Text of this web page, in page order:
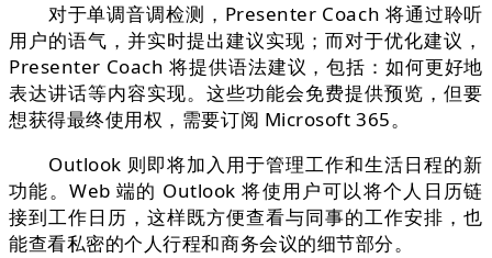
对于单调音调检测，Presenter Coach 将通过聆听
用户的语气，并实时提出建议实现；而对于优化建议，
Presenter Coach 将提供语法建议，包括：如何更好地
表达讲话等内容实现。这些功能会免费提供预览，但要
想获得最终使用权，需要订阅 Microsoft 365。
Outlook 则即将加入用于管理工作和生活日程的新
功能。Web 端的 Outlook 将使用户可以将个人日历链
接到工作日历，这样既方便查看与同事的工作安排，也
能查看私密的个人行程和商务会议的细节部分。